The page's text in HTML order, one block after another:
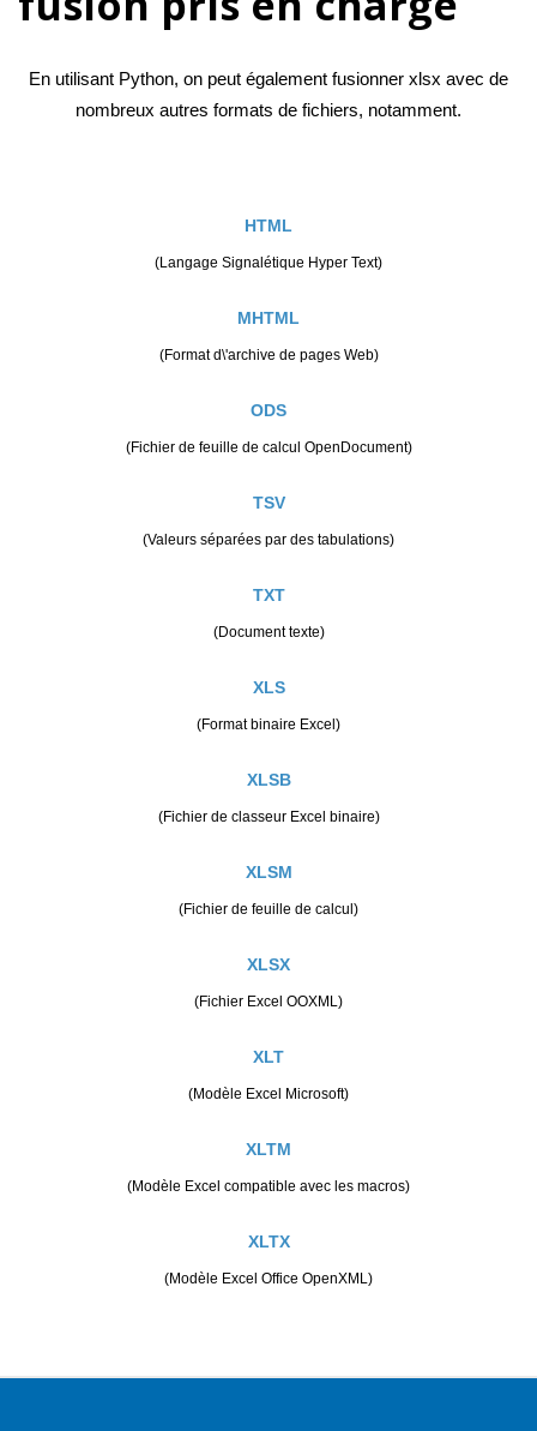
En utilisant Python, on peut également fusionner xlsx avec de
nombreux autres formats de fichiers, notamment.
HTML
(Langage Signalétique Hyper Text)
MHTML
(Format d\'archive de pages Web)
ODS
(Fichier de feuille de calcul OpenDocument)
TSV
(Valeurs séparées par des tabulations)
TXT
(Document texte)
XLS
(Format binaire Excel)
XLSB
(Fichier de classeur Excel binaire)
XLSM
(Fichier de feuille de calcul)
XLSX
(Fichier Excel OOXML)
XLT
(Modèle Excel Microsoft)
XLTM
(Modèle Excel compatible avec les macros)
XLTX
(Modèle Excel Office OpenXML)